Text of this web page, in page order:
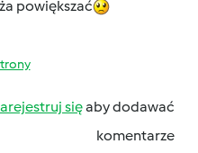
powiększać
sięaby dodawać
komentarze